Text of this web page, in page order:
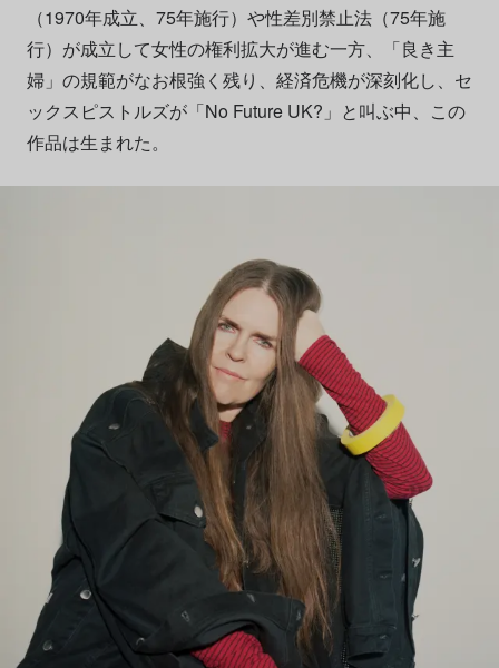
（1970年成立、75年施行）や性差別禁止法（75年施
行）が成立して女性の権利拡大が進む一方、「良き主
婦」の規範がなお根強く残り、経済危機が深刻化し、セ
ックスピストルズが「No Future UK?」と叫ぶ中、この
作品は生まれた。